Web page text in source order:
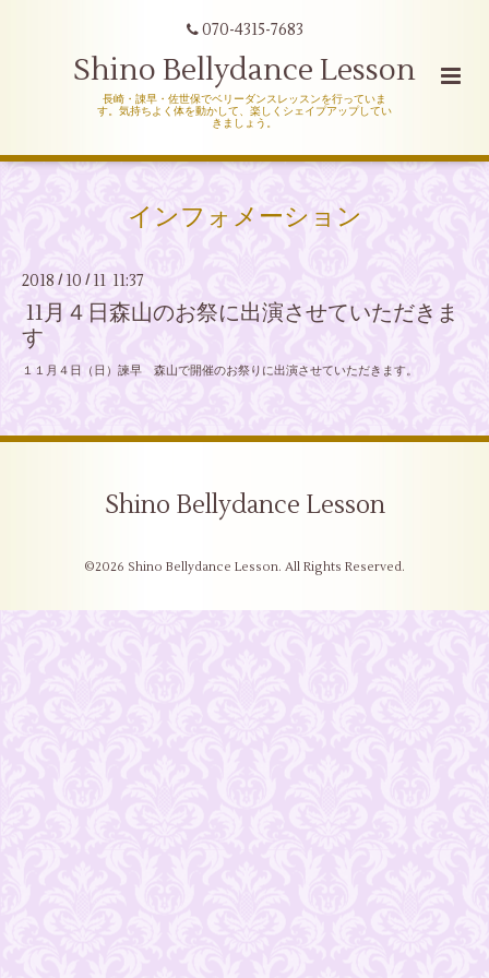
070-4315-7683
Shino Bellydance Lesson
長崎・諌早・佐世保でベリーダンスレッスンを行っていま
す。気持ちよく体を動かして、楽しくシェイプアップしてい
きましょう。
インフォメーション
2018 / 10 / 11 11:37
11月４日森山のお祭に出演させていただきま
す
１１月４日（日）諫早 森山で開催のお祭りに出演させていただきます。
Shino Bellydance Lesson
©2026 Shino Bellydance Lesson. All Rights Reserved.